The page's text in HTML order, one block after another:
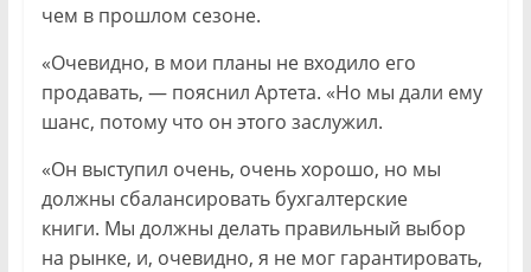
чем в прошлом сезоне.
«Очевидно, в мои планы не входило его
продавать, — пояснил Артета. «Но мы дали ему
шанс, потому что он этого заслужил.
«Он выступил очень, очень хорошо, но мы
должны сбалансировать бухгалтерские
книги. Мы должны делать правильный выбор
на рынке, и, очевидно, я не мог гарантировать,